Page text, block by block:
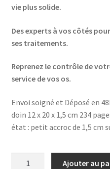
vie plus solide.
Des experts à vos côtés
ses traitements.
Reprenez le contrôle de
service de vos os.
Envoi soigné et Déposé en
doin 12 x 20 x 1,5 cm 234
état : petit accroc de 1,5 cm
Ajouter au